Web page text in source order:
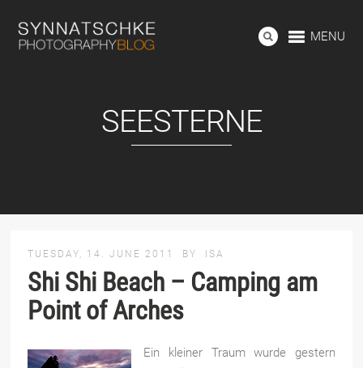
MENU
SEESTERNE
TUESDAY, 14. JUNE 2011 BY ISA
Shi Shi Beach – Camping am
Point of Arches
Ein kleiner Traum wurde gestern